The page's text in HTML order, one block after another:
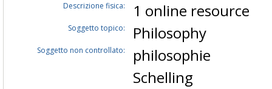
Descrizione fisica: 1 online resource
Soggetto topico: Philosophy
Soggetto non controllato:
philosophie
Schelling